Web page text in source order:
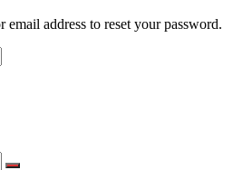
email address to reset your password.